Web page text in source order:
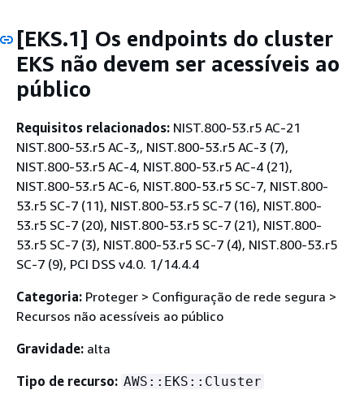
[EKS.1] Os endpoints do cluster
EKS não devem ser acessíveis ao
público
Requisitos relacionados: NIST.800-53.r5 AC-21
NIST.800-53.r5 AC-3,, NIST.800-53.r5 AC-3 (7),
NIST.800-53.r5 AC-4, NIST.800-53.r5 AC-4 (21),
NIST.800-53.r5 AC-6, NIST.800-53.r5 SC-7, NIST.800-
53.r5 SC-7 (11), NIST.800-53.r5 SC-7 (16), NIST.800-
53.r5 SC-7 (20), NIST.800-53.r5 SC-7 (21), NIST.800-
53.r5 SC-7 (3), NIST.800-53.r5 SC-7 (4), NIST.800-53.r5
SC-7 (9), PCI DSS v4.0. 1/14.4.4
Categoria: Proteger > Configuração de rede segura >
Recursos não acessíveis ao público
Gravidade: alta
Tipo de recurso: AWS::EKS::Cluster